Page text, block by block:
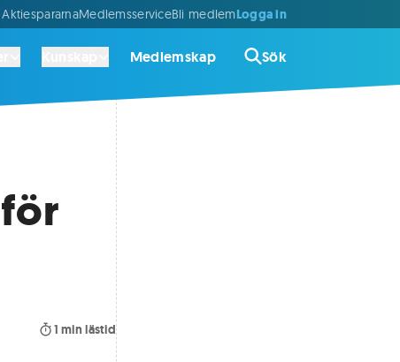
MedlemsserviceBli medlemLogga in
Medlemskap Sök
1 min lästid